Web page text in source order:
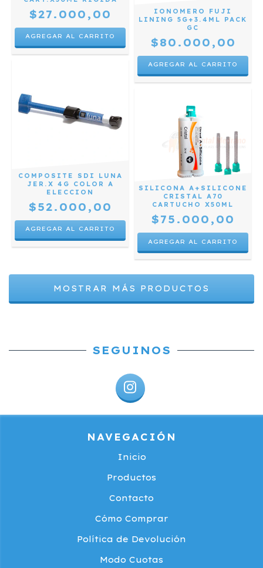
$27.000,00
IONOMERO FUJI
LINING 5G+3.4ML PACK
GC
$80.000,00
COMPOSITE SDI LUNA
JER.X 4G COLOR A
ELECCION
$52.000,00
AGREGAR AL CARRITO
SILICONA A+SILICONE
CRISTAL A70
CARTUCHO X50ML
$75.000,00
MOSTRAR MÁS PRODUCTOS
SEGUINOS
NAVEGACIÓN
Inicio
Productos
Contacto
Cómo Comprar
Política de Devolución
Modo Cuotas